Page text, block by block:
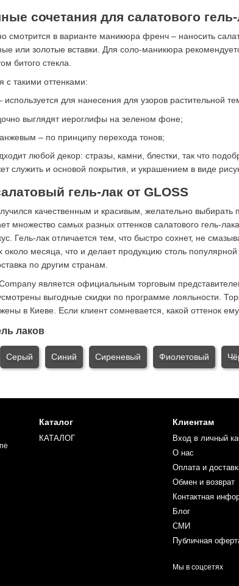
сочетания для салатового
смотрится в варианте маникюра френч – наносить
или золотые вставки. Для соло-маникюра
битого стекла.
с такими оттенками:
для нанесения для узоров растительной
выглядят иероглифы на зеленом фоне;
– по принципу перехода тонов;
любой декор: стразы, камни, блестки, так что
служить и основой покрытия, и украшением в виде
гель-лак от GLOSS
качественным и красивым, желательно выбирать
множество самых разных оттенков салатового
Гель-лак отличается тем, что быстро сохнет, не
около месяца, что и делает продукцию столь
по другим странам.
является официальным торговым
выгодные скидки по программе лояльности.
в Киеве. Если клиент сомневается, какой оттенок
лаков
Серый Синий Сиреневый Фиолетовый
Каталог
КАТАЛОГ
Клиентам
Вход в личный
О нас
Оплата и
Обмен и возврат
Контактная
Блог
СМИ
Публичная
Мы в соцсетях